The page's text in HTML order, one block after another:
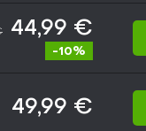
44,99 €
-10%
49,99 €